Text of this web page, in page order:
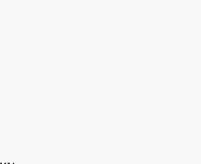
аудіофайли, але не хочете
За допомогою нашого онлайн-